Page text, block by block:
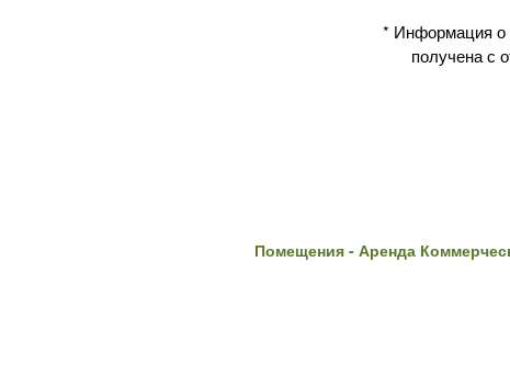
* Информация о
получена с
Помещения - Аренда